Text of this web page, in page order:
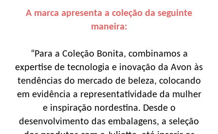
A marca apresenta a coleção da seguinte
maneira:
“Para a Coleção Bonita, combinamos a
expertise de tecnologia e inovação da Avon às
tendências do mercado de beleza, colocando
em evidência a representatividade da mulher
e inspiração nordestina. Desde o
desenvolvimento das embalagens, a seleção